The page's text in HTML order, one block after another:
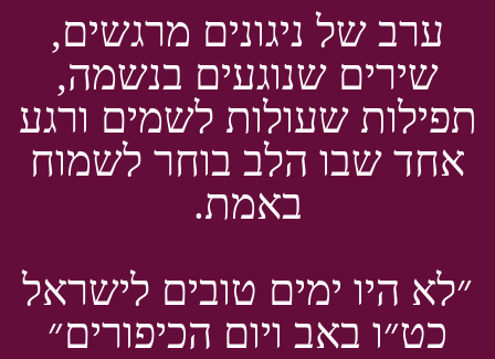
ערב של ניגונים מרגשים,
שירים שנוגעים בנשמה,
תפילות שעולות לשמים ורגע
אחד שבו הלב בוחר לשמוח
באמת.
״לא היו ימים טובים לישראל
כט״ו באב ויום הכיפורים״